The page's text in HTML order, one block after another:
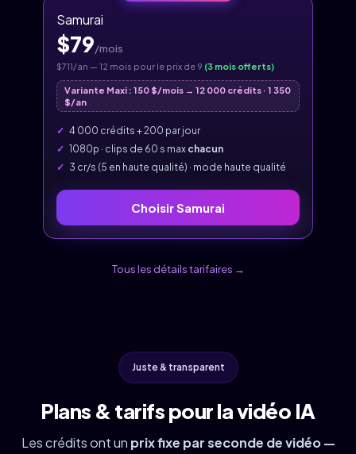
Samurai
$79/mois
$711/an — 12 mois pour le prix de 9 (3 mois offerts)
Variante Maxi : 150 $/mois → 12 000 crédits · 1 350
$/an
4 000 crédits + 200 par jour
1080p · clips de 60 s max chacun
3 cr/s (5 en haute qualité) · mode haute qualité
Choisir Samurai
Tous les détails tarifaires →
Juste & transparent
Plans & tarifs pour la vidéo IA
Les crédits ont un prix fixe par seconde de vidéo —